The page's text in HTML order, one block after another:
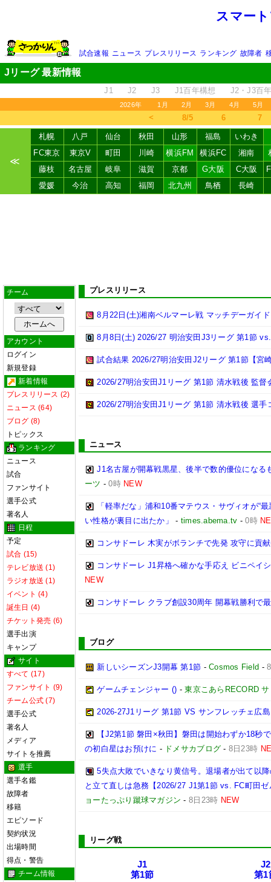
スマー
試合速報 ニュース プレスリリース ランキング 故障者
Jリーグ 最新情報
J1 J2 J3 J1百年構想 J2・J3百
2026年 1月 2月 3月 4月 5月
＜ 8/5 6 7
≪
札幌 八戸 仙台 秋田 山形 福島
いわき
FC東京
東京V 町田 川崎 横浜FM 横浜FC 湘南
藤枝
名古屋 岐阜 滋賀 京都 G大阪 C大阪
愛媛
今治 高知 福岡 北九州 鳥栖 長崎
チーム
アカウント
ログイン
新規登録
新着情報
プレスリリース (2)
ニュース (64)
ブログ (8)
トピックス
ランキング
ニュース
試合
ファンサイト
選手公式
著名人
日程
予定
試合 (15)
テレビ放送 (1)
ラジオ放送 (1)
イベント (4)
誕生日 (4)
チケット発売 (6)
選手出演
キャンプ
サイト
すべて (17)
ファンサイト (9)
チーム公式 (7)
選手公式
著名人
メディア
サイトを推薦
選手
選手名鑑
故障者
移籍
エピソード
契約状況
出場時間
得点・警告
チーム情報
プレスリリース
8月22日(土)湘南ベルマーレ戦 マッチデーガイド
8月8日(土) 2026/27 明治安田J3リーグ 第1節
試合結果 2026/27明治安田J2リーグ 第1節【宮
2026/27明治安田J1リーグ 第1節 清水戦後 監督
2026/27明治安田J1リーグ 第1節 清水戦後 選手
ニュース
J1名古屋が開幕戦黒星、後半で数的優位にな
ーツ -0時 NEW
「軽率だな」浦和10番マテウス・サヴィオが“
い性格が裏目に出たか」
- times.abema.tv -0時
コンサドーレ 木実がボランチで先発 攻守に貢
コンサドーレ J1昇格へ確かな手応え ビニペイ
NEW
コンサドーレ クラブ創設30周年 開幕戦勝利で
ブログ
新しいシーズンJ3開幕 第1節 -Cosmos Field -
ゲームチェンジャー () -東京こあらRECORD
2026‐27J1リーグ 第1節 VS サンフレッチェ広島
【J2第1節 磐田×秋田】磐田は開始わずか18秒
の初白星はお預けに - ドメサカブログ - 8日23時
5失点大敗でいきなり黄信号。退場者が出て以
と立て直しは急務【2026/27 J1第1節 vs. FC町田
ョーたっぷり蹴球マガジン -8日23時 NEW
リーグ戦
J1
第1節
J2
第1